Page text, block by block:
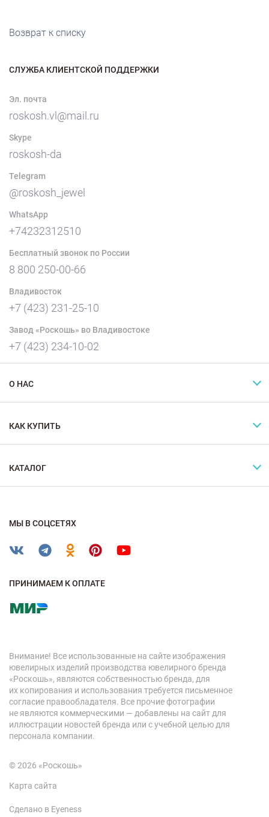
Возврат к списку
СЛУЖБА КЛИЕНТСКОЙ ПОДДЕРЖКИ
Эл. почта
roskosh.vl@mail.ru
Skype
roskosh-da
Telegram
@roskosh_jewel
WhatsApp
+74232312510
Бесплатный звонок по России
8 800 250-00-66
Владивосток
+7 (423) 231-25-10
Завод «Роскошь» во Владивостоке
+7 (423) 234-10-02
О НАС
КАК КУПИТЬ
КАТАЛОГ
МЫ В СОЦСЕТЯХ
ПРИНИМАЕМ К ОПЛАТЕ
Внимание! Все использованные на сайте изображения
ювелирных изделий производства ювелирного бренда
«Роскошь», являются собственностью бренда, для
их копирования и использования требуется письменное
согласие правообладателя. Все прочие фотографии
не являются коммерческими — добавлены на сайт для
иллюстрации новостей бренда или с учебной целью для
персонала компании.
© 2026 «Роскошь»
Карта сайта
Сделано в Eyeness